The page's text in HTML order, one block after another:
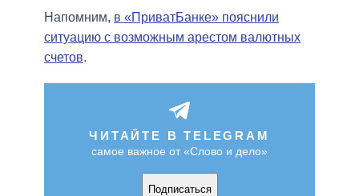
Напомним, в «ПриватБанке» пояснили
ситуацию с возможным арестом валютных
счетов.
ЧИТАЙТЕ В TELEGRAM
самое важное от «Слово и дело»
Подписаться